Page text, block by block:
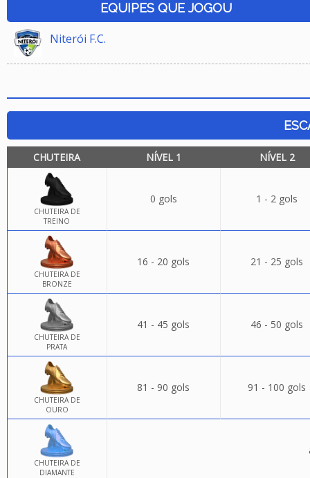
EQUIPES QUE JOGOU
Niterói F.C.
CHUTEIRA NÍVEL 1 NÍVEL 2
CHUTEIRA DE
TREINO
0 gols 1 - 2 gols
CHUTEIRA DE
BRONZE
16 - 20 gols 21 - 25 gols
CHUTEIRA DE
PRATA
41 - 45 gols 46 - 50 gols
CHUTEIRA DE
OURO
81 - 90 gols 91 - 100 gols
CHUTEIRA DE
DIAMANTE